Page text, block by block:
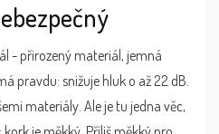
- přirozený materiál, jemná
pravdu: snižuje hluk o až 22 dB.
materiály. Ale je tu jedna věc,